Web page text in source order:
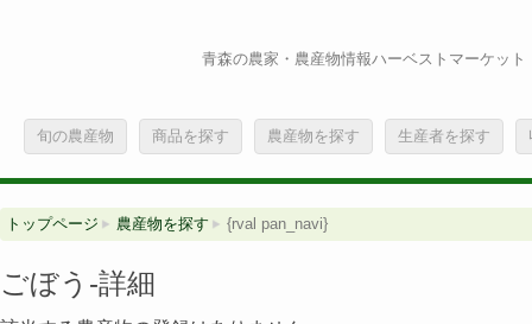
青森の農家・農産物情報ハーベストマーケット
旬の農産物 商品を探す 農産物を探す 生産者を探す
トップページ 農産物を探す {rval pan_navi}
ごぼう-詳細